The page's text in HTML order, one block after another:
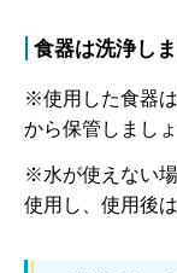
食器は洗浄しま
※使用した食器
から保管しましょ
※水が使えない
使用し、使用後